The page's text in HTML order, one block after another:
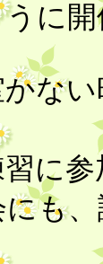
に
な
に
も